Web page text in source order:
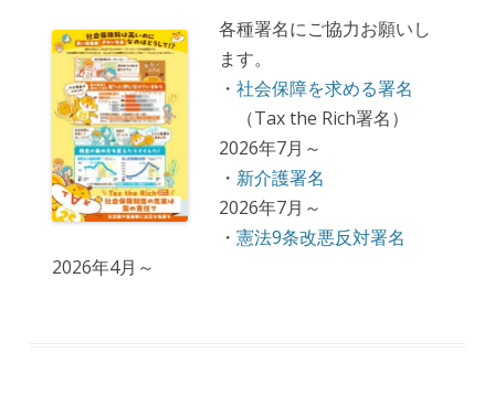
各種署名にご協力お願いし
ます。
・ 社会保障を求める署名
（Tax the Rich署名）
2026年7月～
・ 新介護署名
2026年7月～
・ 憲法9条改悪反対署名
2026年4月～